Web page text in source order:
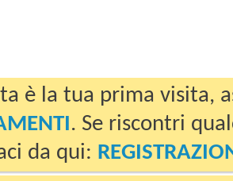
è la tua prima visita,
. Se riscontri
da qui: